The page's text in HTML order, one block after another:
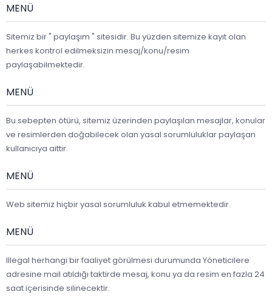
MENÜ
Sitemiz bir " paylaşım " sitesidir. Bu yüzden sitemize kayıt olan
herkes kontrol edilmeksizin mesaj/konu/resim
paylaşabilmektedir.
MENÜ
Bu sebepten ötürü, sitemiz üzerinden paylaşılan mesajlar, konular
ve resimlerden doğabilecek olan yasal sorumluluklar paylaşan
kullanıcıya aittir.
MENÜ
Web sitemiz hiçbir yasal sorumluluk kabul etmemektedir.
MENÜ
Illegal herhangi bir faaliyet görülmesi durumunda Yöneticilere
adresine mail atıldığı taktirde mesaj, konu ya da resim en fazla 24
saat içerisinde silinecektir.